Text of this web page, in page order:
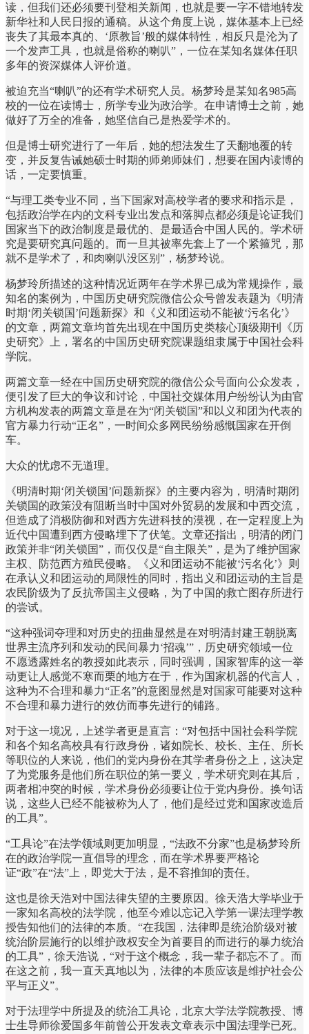
读，但我们还必须要刊登相关新闻，也就是要一字不错地转发
新华社和人民日报的通稿。从这个角度上说，媒体基本上已经
丧失了其最本真的、‘原教旨’般的媒体特性，相反只是沦为了
一个发声工具，也就是俗称的喇叭”，一位在某知名媒体任职
多年的资深媒体人评价道。
被迫充当“喇叭”的还有学术研究人员。杨梦玲是某知名985高
校的一位在读博士，所学专业为政治学。在申请博士之前，她
做好了万全的准备，她坚信自己是热爱学术的。
但是博士研究进行了一年后，她的想法发生了天翻地覆的转
变，并反复告诫她硕士时期的师弟师妹们，想要在国内读博的
话，一定要慎重。
“与理工类专业不同，当下国家对高校学者的要求和指示是，
包括政治学在内的文科专业出发点和落脚点都必须是论证我们
国家当下的政治制度是最优的、是最适合中国人民的。学术研
究是要研究真问题的。而一旦其被率先套上了一个紧箍咒，那
就不是学术了，和肉喇叭没区别”，杨梦玲说。
杨梦玲所描述的这种情况近两年在学术界已成为常规操作，最
知名的案例为，中国历史研究院微信公众号曾发表题为《明清
时期‘闭关锁国’问题新探》和《义和团运动不能被‘污名化’》
的文章，两篇文章均首先出现在中国历史类核心顶级期刊《历
史研究》上，署名的中国历史研究院课题组隶属于中国社会科
学院。
两篇文章一经在中国历史研究院的微信公众号面向公众发表，
便引发了巨大的争议和讨论，中国社交媒体用户纷纷认为由官
方机构发表的两篇文章是在为“闭关锁国”和以义和团为代表的
官方暴力行动“正名”，一时间众多网民纷纷感慨国家在开倒
车。
大众的忧虑不无道理。
《明清时期‘闭关锁国’问题新探》的主要内容为，明清时期闭
关锁国的政策没有阻断当时中国对外贸易的发展和中西交流，
但造成了消极防御和对西方先进科技的漠视，在一定程度上为
近代中国遭到西方侵略埋下了伏笔。文章还指出，明清的闭门
政策并非“闭关锁国”，而仅仅是“自主限关”，是为了维护国家
主权、防范西方殖民侵略。《义和团运动不能被‘污名化’》则
在承认义和团运动的局限性的同时，指出义和团运动的主旨是
农民阶级为了反抗帝国主义侵略，为了中国的救亡图存所进行
的尝试。
“这种强词夺理和对历史的扭曲显然是在对明清封建王朝脱离
世界主流序列和发动的民间暴力‘招魂’”，历史研究领域一位
不愿透露姓名的教授如此表示，同时强调，国家智库的这一举
动更让人感觉不寒而栗的地方在于，作为国家机器的代言人，
这种为不合理和暴力“正名”的意图显然是对国家可能要对这种
不合理和暴力进行的效仿而事先进行的铺路。
对于这一境况，上述学者更是直言：“对包括中国社会科学院
和各个知名高校具有行政身份，诸如院长、校长、主任、所长
等职位的人来说，他们的党内身份在其学者身份之上，这决定
了为党服务是他们所在职位的第一要义，学术研究则在其后，
两者相冲突的时候，学术身份必须要让位于党内身份。换句话
说，这些人已经不能被称为人了，他们是经过党和国家改造后
的工具”。
“工具论”在法学领域则更加明显，“法政不分家”也是杨梦玲所
在的政治学院一直倡导的理念，而在学术界要严格论
证“政”在“法”上，即党大于法，是不容推卸的责任。
这也是徐天浩对中国法律失望的主要原因。徐天浩大学毕业于
一家知名高校的法学院，他至今难以忘记入学第一课法理学教
授告知他们的法律的本质。“在我国，法律即是统治阶级对被
统治阶层施行的以维护政权安全为首要目的而进行的暴力统治
的工具”，徐天浩说，“对于这个概念，我一辈子都忘不了。而
在这之前，我一直天真地以为，法律的本质应该是维护社会公
平与正义”。
对于法理学中所提及的统治工具论，北京大学法学院教授、博
士生导师徐爱国多年前曾公开发表文章表示中国法理学已死。